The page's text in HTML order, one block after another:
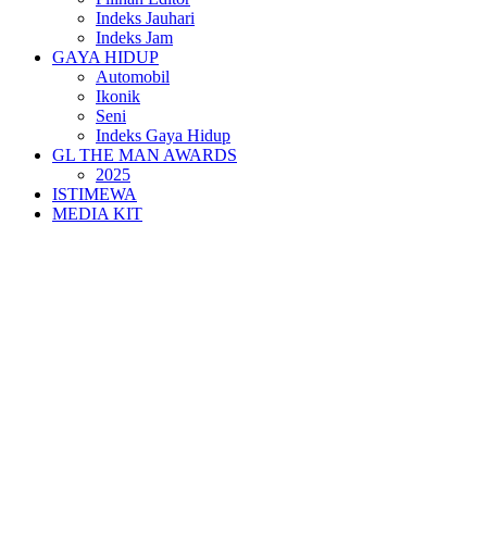
Indeks Jauhari
Indeks Jam
GAYA HIDUP
Automobil
Ikonik
Seni
Indeks Gaya Hidup
GL THE MAN AWARDS
2025
ISTIMEWA
MEDIA KIT